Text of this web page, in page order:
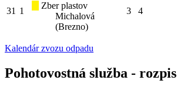
31 1
Zber plastov
Michalová
(Brezno)
3 4
Kalendár zvozu odpadu
Pohotovostná služba - rozpis